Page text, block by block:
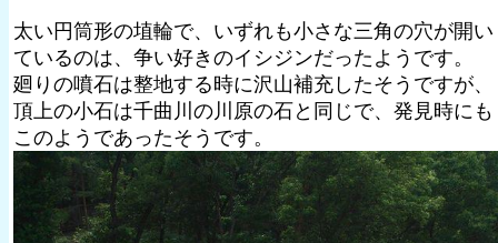
太い円筒形の埴輪で、いずれも小さな三角の穴が開い
ているのは、争い好きのイシジンだったようです。
廻りの噴石は整地する時に沢山補充したそうですが、
頂上の小石は千曲川の川原の石と同じで、発見時にも
このようであったそうです。